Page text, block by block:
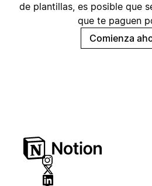
de plantillas, es posible que
que te paguen
Comienza